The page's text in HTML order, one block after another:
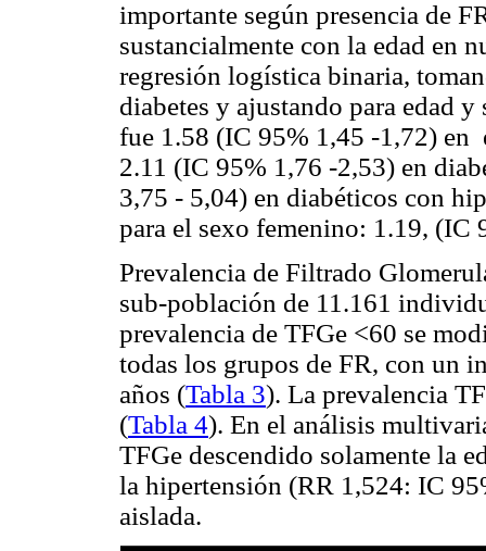
importante según presencia de
sustancialmente con la edad en
regresión logística binaria,
diabetes y ajustando para edad
fue 1.58 (IC 95% 1,45 -1,72) en
2.11 (IC 95% 1,76 -2,53) en
3,75 - 5,04) en diabéticos con
para el sexo femenino: 1.19, (IC
Prevalencia de Filtrado
sub-población de 11.161
prevalencia de TFGe <60 se
todas los grupos de FR, con un
años (Tabla 3). La prevalencia
(Tabla 4). En el análisis
TFGe descendido solamente la
la hipertensión (RR 1,524: IC
aislada.